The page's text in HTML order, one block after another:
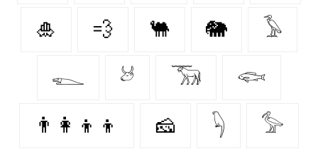
🎍 💨 🐫 🐘 𓅥
𓆍 𓃾 𓃝 𓆟
👨‍👩‍👦‍👦 🧀 𓆐 𓅞